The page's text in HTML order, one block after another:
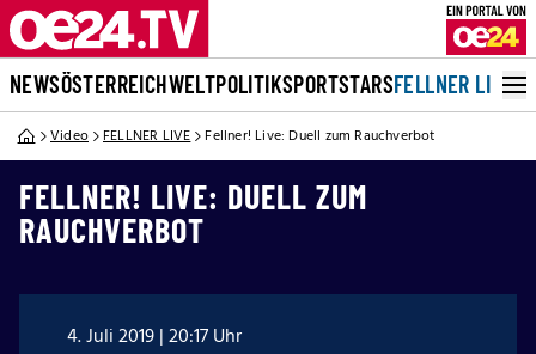
NEWSÖSTERREICHWELTPOLITIKSPORTSTARSFELLNER LIVE
Video FELLNER LIVE Fellner! Live: Duell zum Rauchverbot
FELLNER! LIVE: DUELL ZUM
RAUCHVERBOT
4. Juli 2019 | 20:17 Uhr